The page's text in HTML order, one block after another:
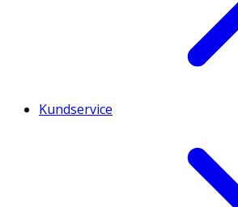
Kundservice